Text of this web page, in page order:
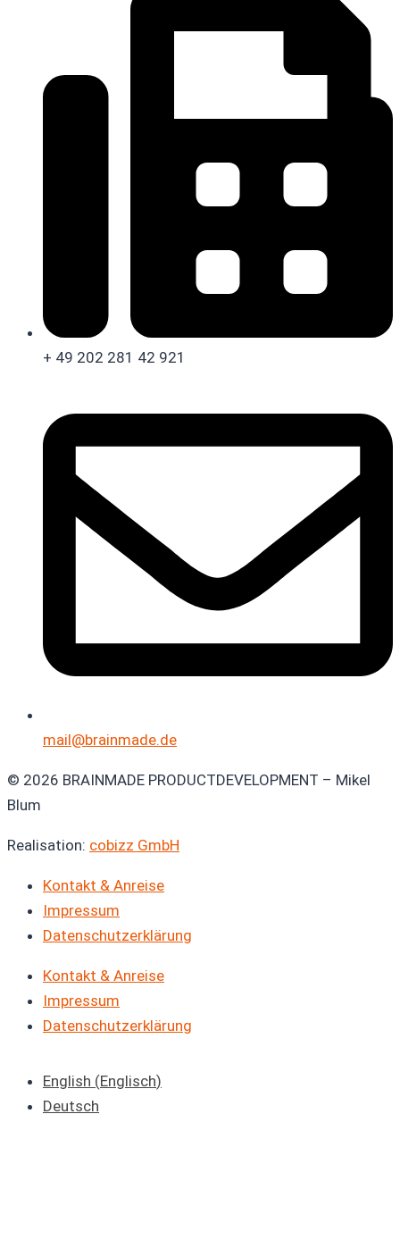
+ 49 202 281 42 921
mail@brainmade.de
© 2026 BRAINMADE PRODUCTDEVELOPMENT – Mikel
Blum
Realisation: cobizz GmbH
Kontakt & Anreise
Impressum
Datenschutzerklärung
Kontakt & Anreise
Impressum
Datenschutzerklärung
English (Englisch)
Deutsch